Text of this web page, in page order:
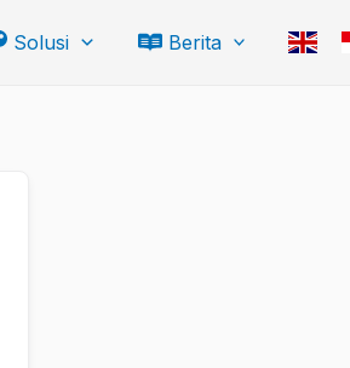
Solusi
Berita